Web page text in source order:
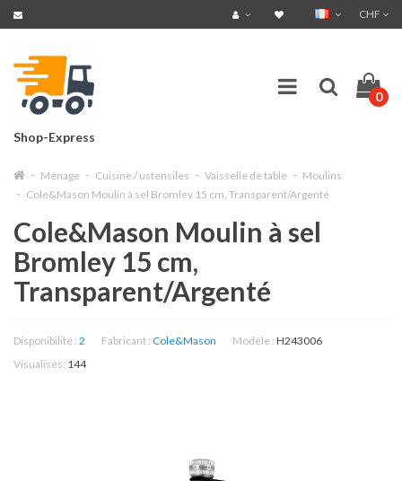
CHF
Shop-Express
0
Ménage Cuisine / ustensiles Vaisselle de table
Moulins
Cole&Mason Moulin à sel Bromley 15 cm, Transparent/Argenté
Cole&Mason Moulin à sel
Bromley 15 cm,
Transparent/Argenté
Disponibilité : 2 Fabricant : Cole&Mason Modèle : H243006
Visualisés: 144